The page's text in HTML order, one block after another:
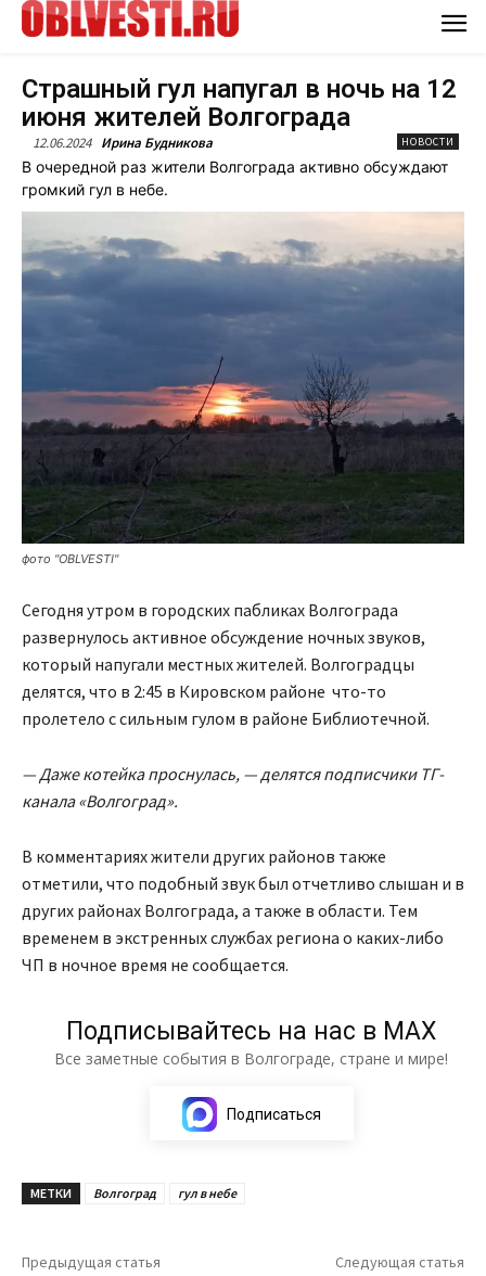
Страшный гул напугал в ночь на 12
июня жителей Волгограда
12.06.2024 Ирина Будникова НОВОСТИ
В очередной раз жители Волгограда активно обсуждают
громкий гул в небе.
фото "OBLVESTI"
Сегодня утром в городских пабликах Волгограда
развернулось активное обсуждение ночных звуков,
который напугали местных жителей. Волгоградцы
делятся, что в 2:45 в Кировском районе что-то
пролетело с сильным гулом в районе Библиотечной.
— Даже котейка проснулась, — делятся подписчики ТГ-
канала «Волгоград».
В комментариях жители других районов также
отметили, что подобный звук был отчетливо слышан и в
других районах Волгограда, а также в области. Тем
временем в экстренных службах региона о каких-либо
ЧП в ночное время не сообщается.
Подписывайтесь на нас в МАХ
Все заметные события в Волгограде, стране и мире!
Подписаться
МЕТКИ Волгоград гул в небе
Предыдущая статья Следующая статья